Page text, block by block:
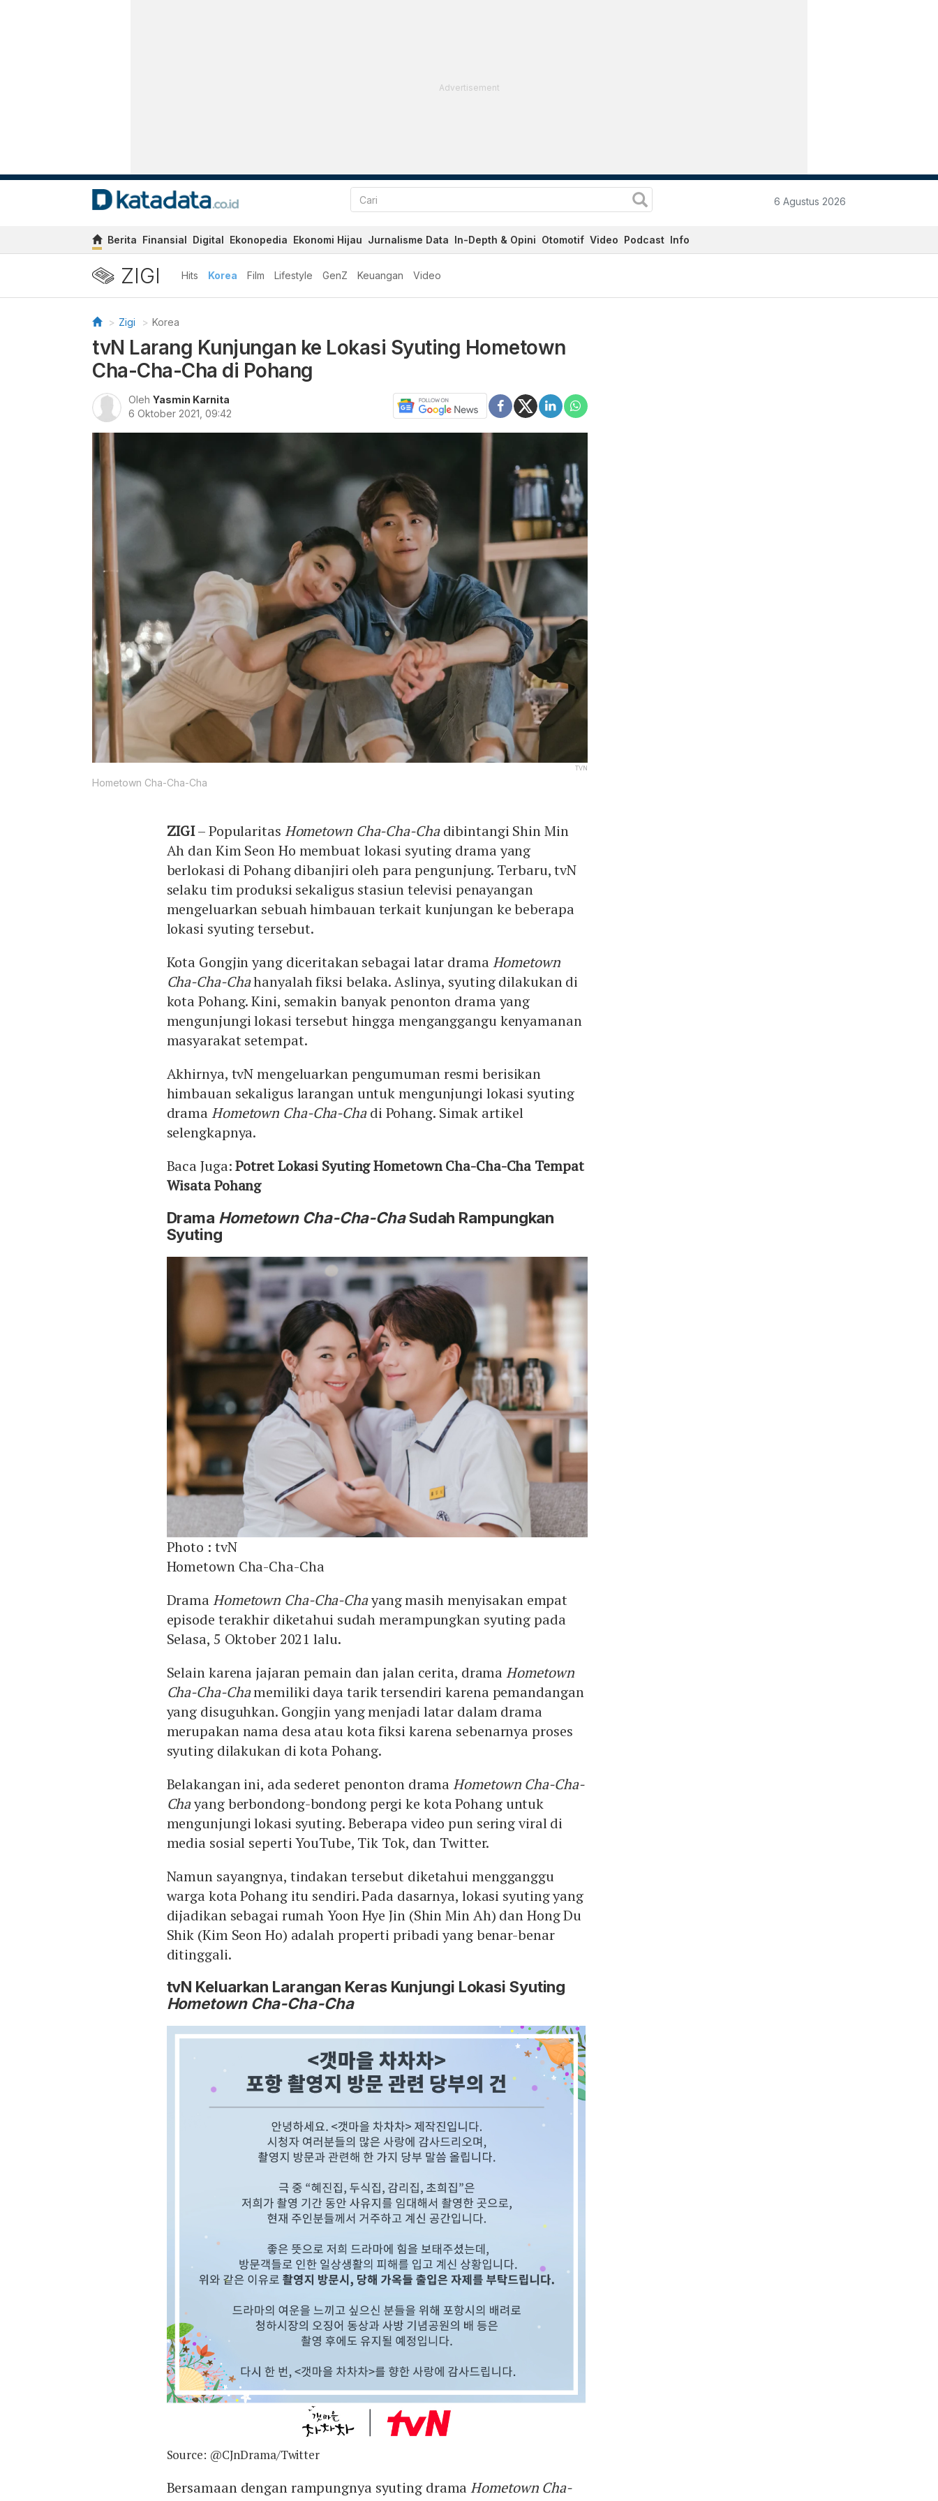
Advertisement
6 Agustus 2026
Berita Finansial Digital Ekonopedia Ekonomi Hijau Jurnalisme Data In-Depth & Opini Otomotif Video Podcast Info
ZIGI Hits Korea Film Lifestyle GenZ Keuangan Video
Zigi Korea
tvN Larang Kunjungan ke Lokasi Syuting Hometown
Cha-Cha-Cha di Pohang
Oleh Yasmin Karnita
6 Oktober 2021, 09:42
TVN
Hometown Cha-Cha-Cha
ZIGI– Popularitas Hometown Cha-Cha-Chadibintangi Shin Min
Ah dan Kim Seon Ho membuat lokasi syuting drama yang
berlokasi di Pohang dibanjiri oleh para pengunjung. Terbaru, tvN
selaku tim produksi sekaligus stasiun televisi penayangan
mengeluarkan sebuah himbauan terkait kunjungan ke beberapa
lokasi syuting tersebut.
Kota Gongjin yang diceritakan sebagai latar dramaHometown
Cha-Cha-Chahanyalah fiksi belaka. Aslinya, syuting dilakukan di
kota Pohang. Kini, semakin banyak penonton drama yang
mengunjungi lokasi tersebut hingga menganggangu kenyamanan
masyarakat setempat.
Akhirnya, tvN mengeluarkan pengumuman resmi berisikan
himbauan sekaligus larangan untuk mengunjungi lokasi syuting
dramaHometown Cha-Cha-Chadi Pohang. Simak artikel
selengkapnya.
Baca Juga:Potret Lokasi Syuting Hometown Cha-Cha-Cha Tempat
Wisata Pohang
Drama Hometown Cha-Cha-ChaSudah Rampungkan
Syuting
Photo : tvN
Hometown Cha-Cha-Cha
DramaHometown Cha-Cha-Chayang masih menyisakan empat
episode terakhir diketahui sudah merampungkan syuting pada
Selasa, 5 Oktober 2021 lalu.
Selain karena jajaran pemain dan jalan cerita, dramaHometown
Cha-Cha-Chamemiliki daya tarik tersendiri karena pemandangan
yang disuguhkan. Gongjin yang menjadi latar dalam drama
merupakan nama desa atau kota fiksi karena sebenarnya proses
syuting dilakukan di kota Pohang.
Belakangan ini, ada sederet penonton dramaHometown Cha-Cha-
Chayang berbondong-bondong pergi ke kota Pohang untuk
mengunjungi lokasi syuting. Beberapa video pun sering viral di
media sosial seperti YouTube, Tik Tok, dan Twitter.
Namun sayangnya, tindakan tersebut diketahui mengganggu
warga kota Pohang itu sendiri. Pada dasarnya, lokasi syuting yang
dijadikan sebagai rumah Yoon Hye Jin (Shin Min Ah) dan Hong Du
Shik (Kim Seon Ho) adalah properti pribadi yang benar-benar
ditinggali.
tvN Keluarkan Larangan Keras Kunjungi Lokasi Syuting
Hometown Cha-Cha-Cha
Source: @CJnDrama/Twitter
Bersamaan dengan rampungnya syuting dramaHometown Cha-